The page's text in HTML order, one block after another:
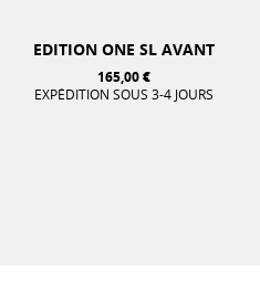
EDITION ONE SL AVANT
165,00 €
EXPÉDITION SOUS 3-4 JOURS